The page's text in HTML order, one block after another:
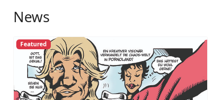
News
Featured